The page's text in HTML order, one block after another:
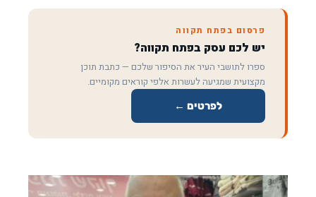
פרסום בפתח תקווה
יש לכם עסק בפתח תקווה?
ספרו לתושבי העיר את הסיפור שלכם — כתבת תוכן
מקצועית שמגיעה לעשרות אלפי קוראים מקומיים.
לפרטים ←